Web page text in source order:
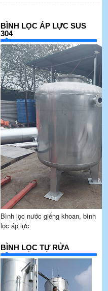
BÌNH LỌC ÁP LỰC SUS
304
Bình lọc nước giếng khoan, bình
lọc áp lực
BÌNH LỌC TỰ RỬA